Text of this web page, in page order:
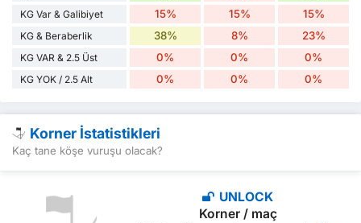
KG Var & Galibiyet 15% 15% 15%
KG & Beraberlik 38% 8% 23%
KG VAR & 2.5 Üst 0% 0% 0%
KG YOK / 2.5 Alt 0% 0% 0%
Korner İstatistikleri
Kaç tane köşe vuruşu olacak?
UNLOCK
Korner / maç